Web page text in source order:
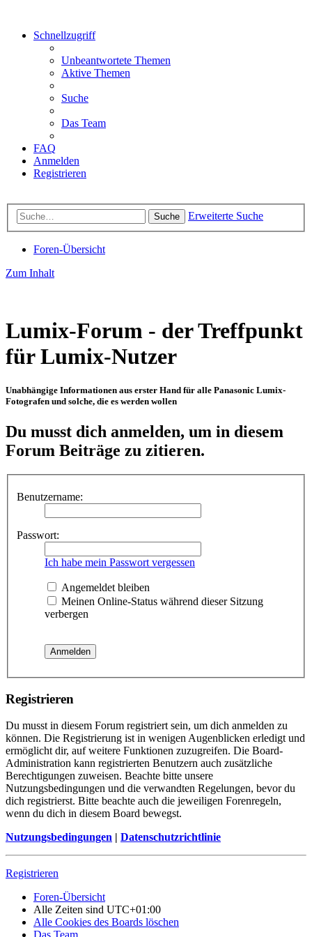
Schnellzugriff
Unbeantwortete Themen
Aktive Themen
Suche
Das Team
FAQ
Anmelden
Registrieren
Suche Erweiterte Suche
Foren-Übersicht
Zum Inhalt
Lumix-Forum - der Treffpunkt
für Lumix-Nutzer
Unabhängige Informationen aus erster Hand für alle Panasonic Lumix-
Fotografen und solche, die es werden wollen
Du musst dich anmelden, um in diesem
Forum Beiträge zu zitieren.
Benutzername:
Passwort:
Ich habe mein Passwort vergessen
Angemeldet bleiben
Meinen Online-Status während dieser Sitzung
verbergen
Registrieren
Du musst in diesem Forum registriert sein, um dich anmelden zu
können. Die Registrierung ist in wenigen Augenblicken erledigt und
ermöglicht dir, auf weitere Funktionen zuzugreifen. Die Board-
Administration kann registrierten Benutzern auch zusätzliche
Berechtigungen zuweisen. Beachte bitte unsere
Nutzungsbedingungen und die verwandten Regelungen, bevor du
dich registrierst. Bitte beachte auch die jeweiligen Forenregeln,
wenn du dich in diesem Board bewegst.
Nutzungsbedingungen | Datenschutzrichtlinie
Registrieren
Foren-Übersicht
Alle Zeiten sind UTC+01:00
Alle Cookies des Boards löschen